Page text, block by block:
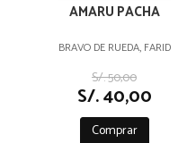
AMARU PACHA
BRAVO DE RUEDA, FARID
S/. 50,00
S/. 40,00
Comprar